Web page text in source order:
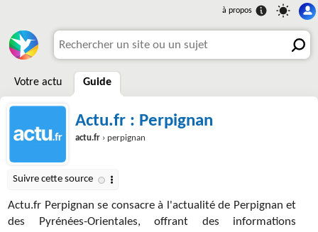
Votre actu Guide
Actu.fr : Perpignan
actu.fr › perpignan
Actu.fr Perpignan se consacre à l'actualité de Perpignan et
des Pyrénées-Orientales, offrant des informations